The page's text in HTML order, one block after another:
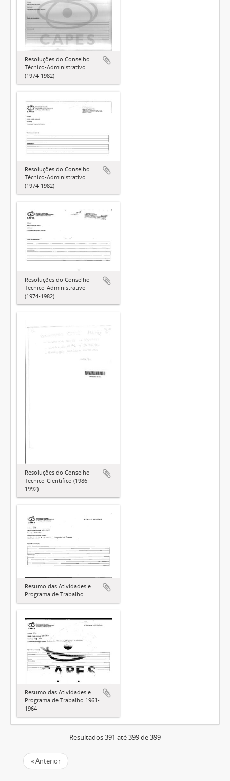
Resoluções do Conselho
Técnico-Administrativo
(1974-1982)
Resoluções do Conselho
Técnico-Administrativo
(1974-1982)
Resoluções do Conselho
Técnico-Administrativo
(1974-1982)
Resoluções do Conselho
Técnico-Científico (1986-
1992)
Resumo das Atividades e
Programa de Trabalho
Resumo das Atividades e
Programa de Trabalho 1961-
1964
Resultados 391 até 399 de 399
« Anterior